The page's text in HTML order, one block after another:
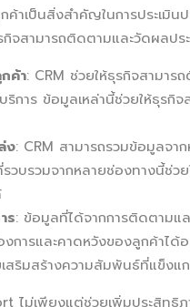
าเป็นสิ่งสำคัญในการประเมิ
กิจสามารถติดตามและวัดผล
ค้า: CRM ช่วยให้ธุรกิจสามา
ริการ ข้อมูลเหล่านี้ช่วยให้ธุร
ง: CRM สามารถรวมข้อมูลจ
บรวมจากหลายช่องทางนี้ช่ว
ร: ข้อมูลที่ได้จากการติดตามแ
การและคาดหวังของลูกค้าได้
ริมสร้างความสัมพันธ์ที่แข็งแก
ไม่เพียงแต่ช่วยเพิ่มประสิทธิ